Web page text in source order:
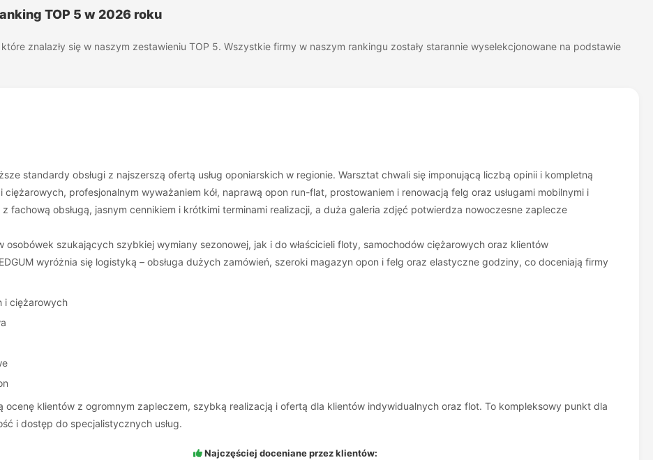
TOP 5 w 2026 roku
znalazły się w naszym zestawieniu TOP 5. Wszystkie firmy w naszym rankingu zostały starannie wyselekcjonowane na podstawie
standardy obsługi z najszerszą ofertą usług oponiarskich w regionie. Warsztat chwali się imponującą liczbą opinii i kompletną
profesjonalnym wyważaniem kół, naprawą opon run-flat, prostowaniem i renowacją felg oraz usługami mobilnymi i
fachową obsługą, jasnym cennikiem i krótkimi terminami realizacji, a duża galeria zdjęć potwierdza nowoczesne zaplecze
szukających szybkiej wymiany sezonowej, jak i do właścicieli floty, samochodów ciężarowych oraz klientów
wyróżnia się logistyką – obsługa dużych zamówień, szeroki magazyn opon i felg oraz elastyczne godziny, co doceniają firmy
i ciężarowych
ocenę klientów z ogromnym zapleczem, szybką realizacją i ofertą dla klientów indywidualnych oraz flot. To kompleksowy punkt dla
i dostęp do specjalistycznych usług.
Najczęściej doceniane przez klientów: